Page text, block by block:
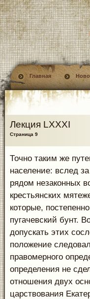
Главная
Лекция LXXXI
Страница 9
Точно таким же
население: вслед
рядом незаконных
крестьянских
которые,
пугачевский бунт.
допускать этих
положение
правомерного
определения не
отношения двух
царствования